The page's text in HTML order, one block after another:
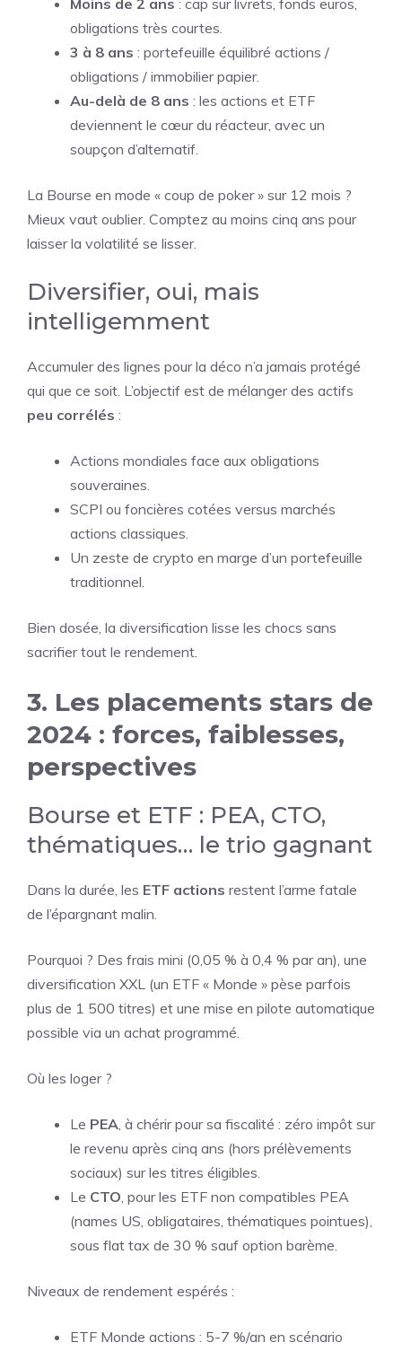
Moins de 2 ans : cap sur livrets, fonds euros,
obligations très courtes.
3 à 8 ans : portefeuille équilibré actions /
obligations / immobilier papier.
Au-delà de 8 ans : les actions et ETF
deviennent le cœur du réacteur, avec un
soupçon d’alternatif.
La Bourse en mode « coup de poker » sur 12 mois ?
Mieux vaut oublier. Comptez au moins cinq ans pour
laisser la volatilité se lisser.
Diversifier, oui, mais
intelligemment
Accumuler des lignes pour la déco n’a jamais protégé
qui que ce soit. L’objectif est de mélanger des actifs
peu corrélés :
Actions mondiales face aux obligations
souveraines.
SCPI ou foncières cotées versus marchés
actions classiques.
Un zeste de crypto en marge d’un portefeuille
traditionnel.
Bien dosée, la diversification lisse les chocs sans
sacrifier tout le rendement.
3. Les placements stars de
2024 : forces, faiblesses,
perspectives
Bourse et ETF : PEA, CTO,
thématiques… le trio gagnant
Dans la durée, les ETF actions restent l’arme fatale
de l’épargnant malin.
Pourquoi ? Des frais mini (0,05 % à 0,4 % par an), une
diversification XXL (un ETF « Monde » pèse parfois
plus de 1 500 titres) et une mise en pilote automatique
possible via un achat programmé.
Où les loger ?
Le PEA, à chérir pour sa fiscalité : zéro impôt sur
le revenu après cinq ans (hors prélèvements
sociaux) sur les titres éligibles.
Le CTO, pour les ETF non compatibles PEA
(names US, obligataires, thématiques pointues),
sous flat tax de 30 % sauf option barème.
Niveaux de rendement espérés :
ETF Monde actions : 5-7 %/an en scénario